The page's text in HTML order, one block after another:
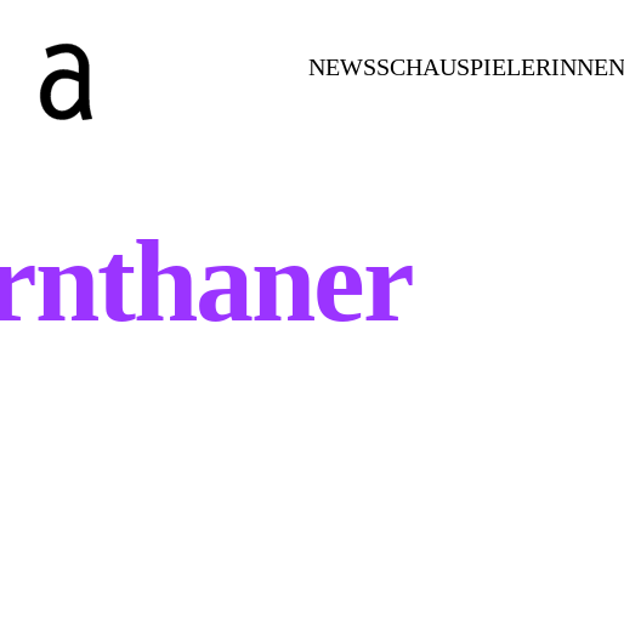
NEWSSCHAUSPIELERINNEN